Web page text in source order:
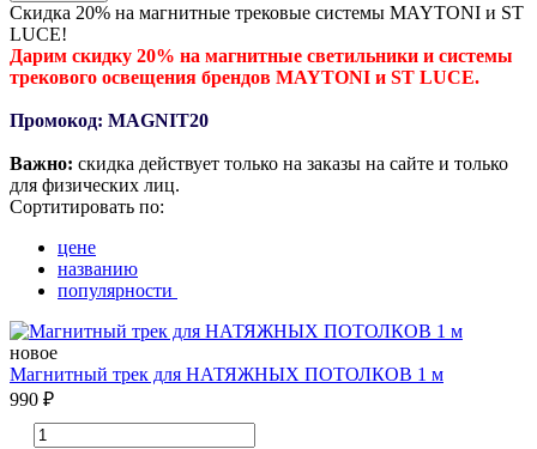
Скидка 20% на магнитные трековые системы MAYTONI и ST
LUCE!
Дарим скидку 20% на магнитные светильники и системы
трекового освещения брендов MAYTONI и ST LUCE.
Промокод: MAGNIT20
Важно: скидка действует только на заказы на сайте и только
для физических лиц.
Сортитировать по:
цене
названию
популярности
новое
Магнитный трек для НАТЯЖНЫХ ПОТОЛКОВ 1 м
990 ₽